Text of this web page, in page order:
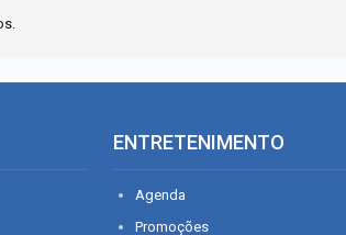
ENTRETENIMENTO
Agenda
Promoções